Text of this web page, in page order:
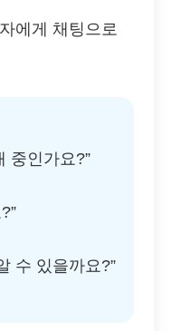
에게 채팅으로
중인가요?”
수 있을까요?”